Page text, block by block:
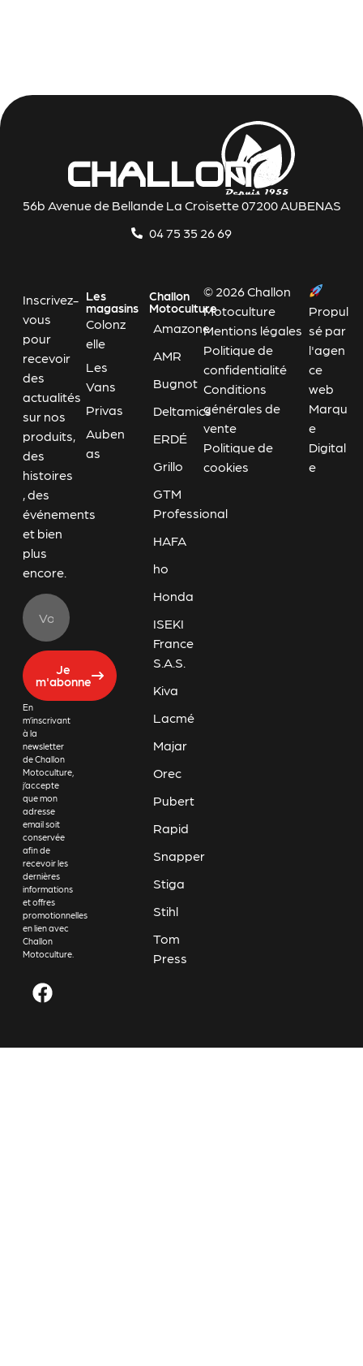
56b Avenue de Bellande La Croisette 07200 AUBENAS
04 75 35 26 69
Inscrivez-
vous
pour
recevoir
des
actualités
sur nos
produits,
des
histoires
, des
événements
et bien
plus
encore.
Je
m'abonne
En
m’inscrivant
à la
newsletter
de Challon
Motoculture,
j’accepte
que mon
adresse
email soit
conservée
afin de
recevoir les
dernières
informations
et offres
promotionnelles
en lien avec
Challon
Motoculture.
Les
magasins
Colonz
elle
Les
Vans
Privas
Auben
as
Challon
Motoculture
Amazone
AMR
Bugnot
Deltamics
ERDÉ
Grillo
GTM
Professional
HAFA
ho
Honda
ISEKI
France
S.A.S.
Kiva
Lacmé
Majar
Orec
Pubert
Rapid
Snapper
Stiga
Stihl
Tom
Press
© 2026 Challon
Motoculture
Mentions légales
Politique de
confidentialité
Conditions
générales de
vente
Politique de
cookies
Propul
sé par
l'agen
ce
web
Marqu
e
Digital
e